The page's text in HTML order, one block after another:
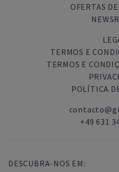
OFERTAS
TERMOS E
TERMOS E
POLÍTICA
+49 631
DESCUBRA-NOS EM: